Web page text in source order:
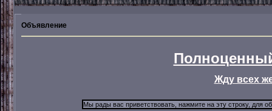
Объявление
Жду всех